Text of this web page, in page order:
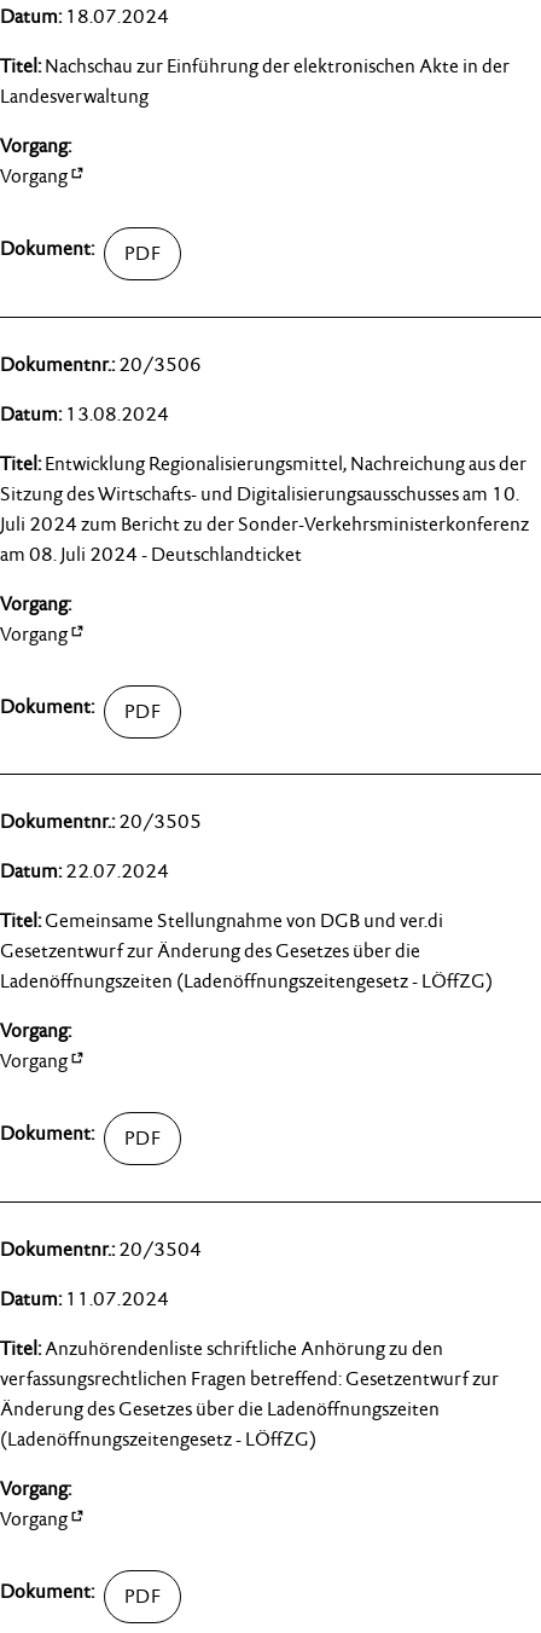
18.07.2024
Nachschau zur Einführung der elektronischen Akte in der
Landesverwaltung
Vorgang
20/3506
13.08.2024
Entwicklung Regionalisierungsmittel, Nachreichung aus der
Sitzung des Wirtschafts- und Digitalisierungsausschusses am 10.
Juli 2024 zum Bericht zu der Sonder-Verkehrsministerkonferenz
am 08. Juli 2024 - Deutschlandticket
Vorgang
20/3505
22.07.2024
Gemeinsame Stellungnahme von DGB und ver.di
Gesetzentwurf zur Änderung des Gesetzes über die
Ladenöffnungszeiten (Ladenöffnungszeitengesetz - LÖffZG)
Vorgang
20/3504
11.07.2024
Anzuhörendenliste schriftliche Anhörung zu den
verfassungsrechtlichen Fragen betreffend: Gesetzentwurf zur
Änderung des Gesetzes über die Ladenöffnungszeiten
(Ladenöffnungszeitengesetz - LÖffZG)
Vorgang